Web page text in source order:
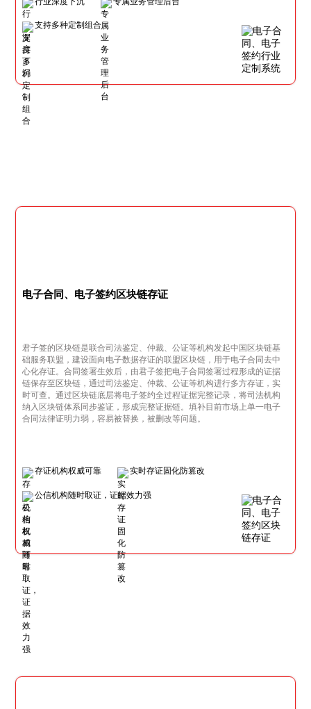
支持多种定制组合
电子合同、电子签约区块链存证
君子签的区块链是联合司法鉴定、仲裁、公证等机构发起中国区块链基
础服务联盟，建设面向电子数据存证的联盟区块链，用于电子合同去中
心化存证。合同签署生效后，由君子签把电子合同签署过程形成的证据
链保存至区块链，通过司法鉴定、仲裁、公证等机构进行多方存证，实
时可查。通过区块链底层将电子签约全过程证据完整记录，将司法机构
纳入区块链体系同步鉴证，形成完整证据链。填补目前市场上单一电子
合同法律证明力弱，容易被替换，被删改等问题。
存证机构权威可靠 实时存证固化防篡改
公信机构随时取证，证据效力强